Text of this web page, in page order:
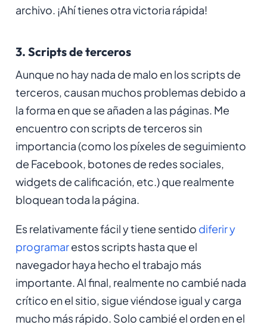
archivo. ¡Ahí tienes otra victoria rápida!
3. Scripts de terceros
Aunque no hay nada de malo en los scripts de
terceros, causan muchos problemas debido a
la forma en que se añaden a las páginas. Me
encuentro con scripts de terceros sin
importancia (como los píxeles de seguimiento
de Facebook, botones de redes sociales,
widgets de calificación, etc.) que realmente
bloquean toda la página.
Es relativamente fácil y tiene sentido diferir y
programarestos scripts hasta que el
navegador haya hecho el trabajo más
importante. Al final, realmente no cambié nada
crítico en el sitio, sigue viéndose igual y carga
mucho más rápido. Solo cambié el orden en el